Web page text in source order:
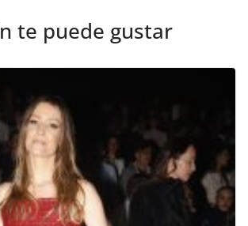
te puede gustar